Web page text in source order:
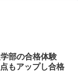
部の合格体験
もアップし合格